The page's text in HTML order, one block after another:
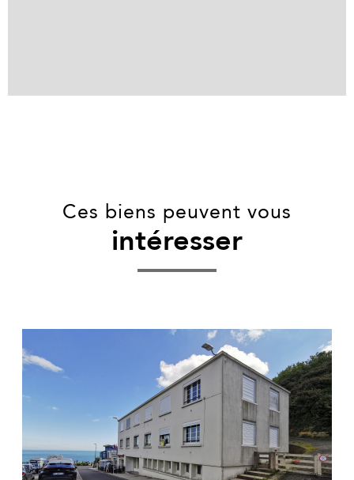
Ces biens peuvent vous
intéresser
voir le bien